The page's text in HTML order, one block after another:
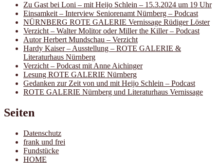
Zu Gast bei Loni – mit Heijo Schlein – 15.3.2024 um 19 Uhr
Einsamkeit – Interview Seniorenamt Nürnberg – Podcast
NÜRNBERG ROTE GALERIE Vernissage Rüdiger Löster
Verzicht – Walter Molitor oder Miller the Killer – Podcast
Autor Herbert Mundschau – Verzicht
Hardy Kaiser – Ausstellung – ROTE GALERIE &
Literaturhaus Nürnberg
Verzicht – Podcast mit Anne Aichinger
Lesung ROTE GALERIE Nürnberg
Gedanken zur Zeit von und mit Heijo Schlein – Podcast
ROTE GALERIE Nürnberg und Literaturhaus Vernissage
Seiten
Datenschutz
frank und frei
Fundstücke
HOME